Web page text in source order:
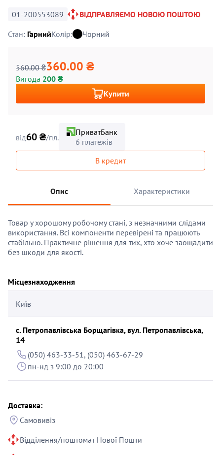
01-200553089
ВІДПРАВЛЯЄМО НОВОЮ ПОШТОЮ
Стан: ГарнийКолір: Чорний
560.00 ₴360.00 ₴
Вигода 200 ₴
Купити
від60 ₴/пл.
ПриватБанк
6 платежів
В кредит
Опис Характеристики
Товар у хорошому робочому стані, з незначними слідами
використання. Всі компоненти перевірені та працюють
стабільно. Практичне рішення для тих, хто хоче заощадити
без шкоди для якості.
Місцезнаходження
Київ
с. Петропавлівська Борщагівка, вул. Петропавлівська,
14
(050) 463-33-51, (050) 463-67-29
пн-нд з 9:00 до 20:00
Доставка:
Самовивіз
Відділення/поштомат Нової Пошти